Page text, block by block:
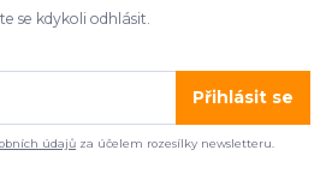
se kdykoli odhlásit.
Přihlásit se
údajů za účelem rozesílky newsletteru.